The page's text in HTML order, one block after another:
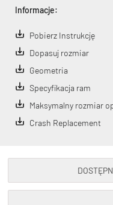
Informacje:
Pobierz Instrukcję
Dopasuj rozmiar
Geometria
Specyfikacja ram
Maksymalny rozmiar
Crash Replacement